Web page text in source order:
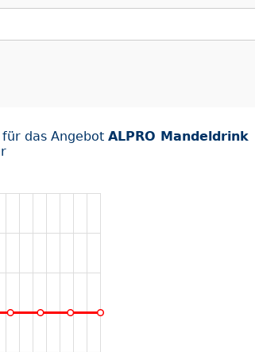
das Angebot ALPRO Mandeldrink